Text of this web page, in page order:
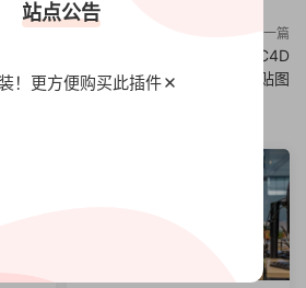
模型
下一篇
C4D模型 果酱饼干食品模型 C4D
MAX OBJ FBX 含材质 含贴图
站点公告
！更方便购买此插件